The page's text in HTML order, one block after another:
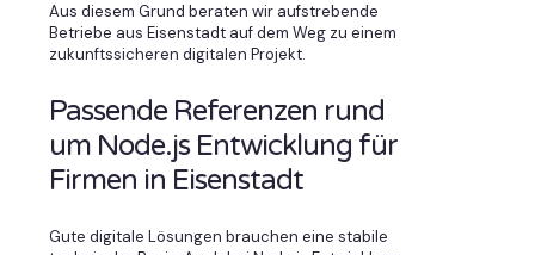
Aus diesem Grund beraten wir aufstrebende
Betriebe aus Eisenstadt auf dem Weg zu einem
zukunftssicheren digitalen Projekt.
Passende Referenzen rund
um Node.js Entwicklung für
Firmen in Eisenstadt
Gute digitale Lösungen brauchen eine stabile